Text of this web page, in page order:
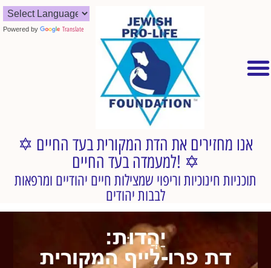
Powered by Translate
✡︎ אנו מחזירים את הדת המקורית בעד החיים
למעמדה בעד החיים! ✡︎
תוכניות חינוכיות וריפוי שמצילות חיים יהודיים ומרפאות
לבבות יהודים